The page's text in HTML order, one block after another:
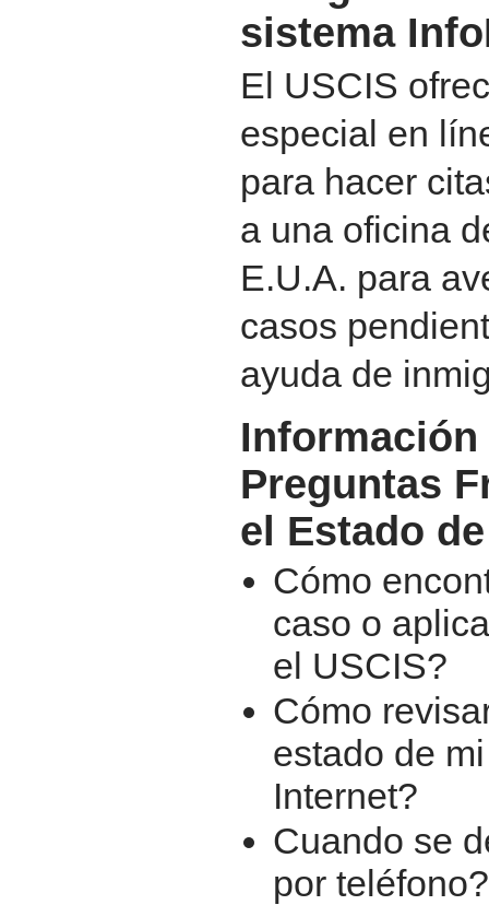
sistema
El USCIS
especial en
para hacer
a una oficina
E.U.A. para
casos
ayuda de
Información
Preguntas
el Estado
Cómo
caso o
el USCIS?
Cómo
estado de
Internet?
Cuando se
por teléfono?